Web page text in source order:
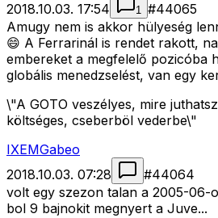
2018.10.03. 17:54 1 #44065
Amugy nem is akkor hülyeség
😄 A Ferrarinál is rendet rakott,
embereket a megfelelő pozicóba
globális menedzselést, van egy
\"A GOTO veszélyes, mire
költséges, cseberböl vederbe\"
IXEMGabeo
2018.10.03. 07:28
#44064
volt egy szezon talan a 2005-06-
bol 9 bajnokit megnyert a Juve...